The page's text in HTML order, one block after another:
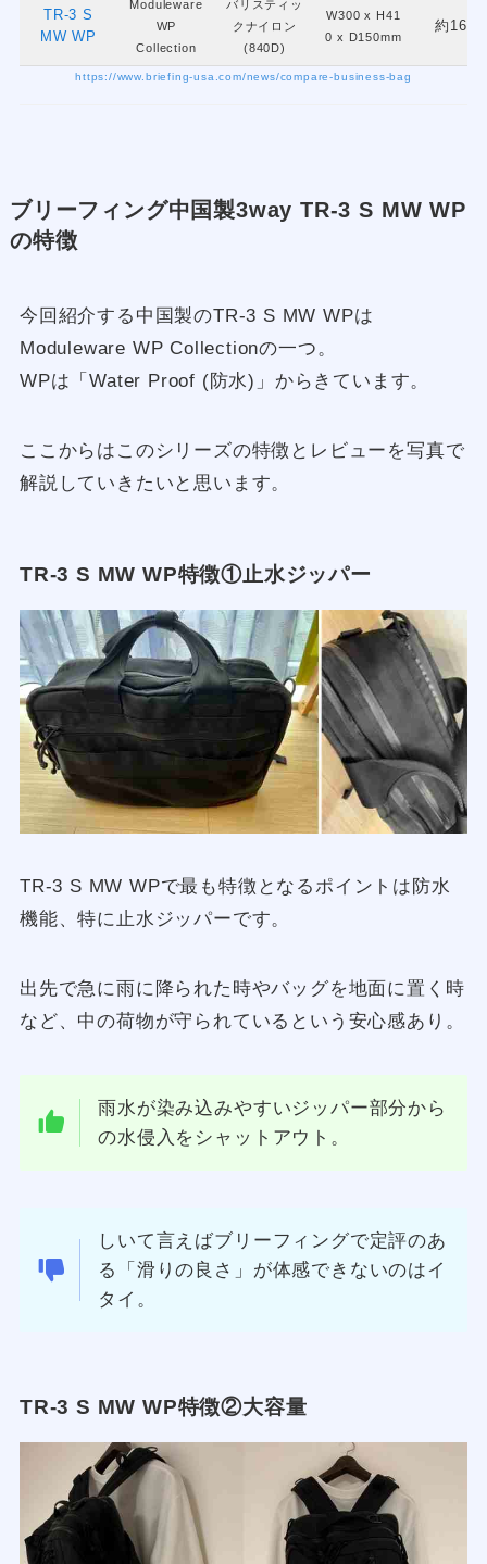
TR-3 S
MW WP
Moduleware
WP
Collection
バリスティッ
クナイロン
(840D)
W300 x H41
0 x D150mm
約
https://www.briefing-usa.com/news/compare-business-bag
ブリーフィング中国製3way TR-3 S MW WP
の特徴
今回紹介する中国製のTR-3 S MW WPは
Moduleware WP Collectionの一つ。
WPは「Water Proof (防水)」からきています。
ここからはこのシリーズの特徴とレビューを写真で
解説していきたいと思います。
TR-3 S MW WP特徴①止水ジッパー
TR-3 S MW WPで最も特徴となるポイントは防水
機能、特に止水ジッパーです。
出先で急に雨に降られた時やバッグを地面に置く時
など、中の荷物が守られているという安心感あり。
雨水が染み込みやすいジッパー部分から
の水侵入をシャットアウト。
しいて言えばブリーフィングで定評のあ
る「滑りの良さ」が体感できないのはイ
タイ。
TR-3 S MW WP特徴②大容量